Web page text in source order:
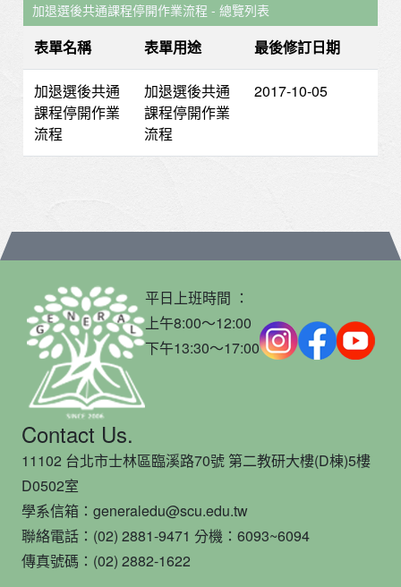
加退選後共通課程停開作業流程 - 總覽列表
表單名稱 表單用途 最後修訂日期
加退選後共通
課程停開作業
流程
加退選後共通
課程停開作業
流程
2017-10-05
平日上班時間 ：
上午8:00～12:00
下午13:30～17:00
Contact Us.
11102 台北市士林區臨溪路70號 第二教研大樓(D棟)5樓
D0502室
學系信箱：generaledu@scu.edu.tw
聯絡電話：(02) 2881-9471 分機：6093~6094
傳真號碼：(02) 2882-1622